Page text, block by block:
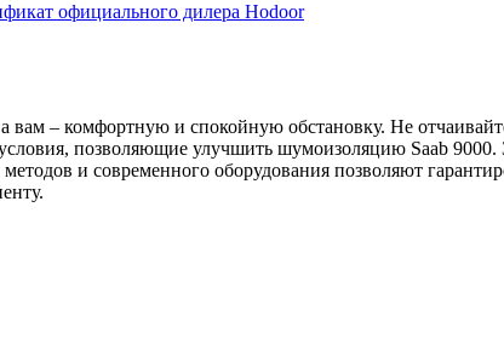
официального дилера Hodoor
– комфортную и спокойную обстановку. Не
позволяющие улучшить шумоизоляцию Saab
и современного оборудования позволяют